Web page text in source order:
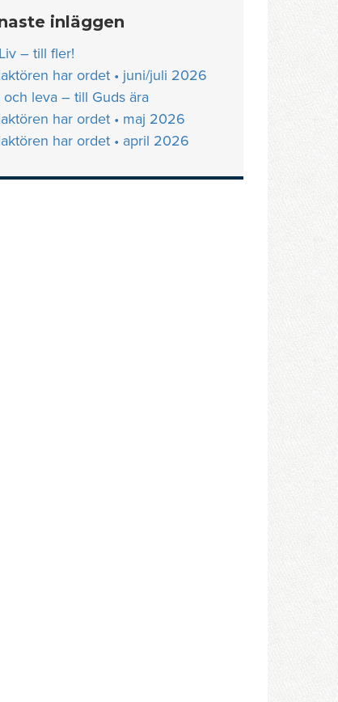
inläggen
– till fler!
har ordet • juni/juli 2026
och leva – till Guds ära
har ordet • maj 2026
har ordet • april 2026